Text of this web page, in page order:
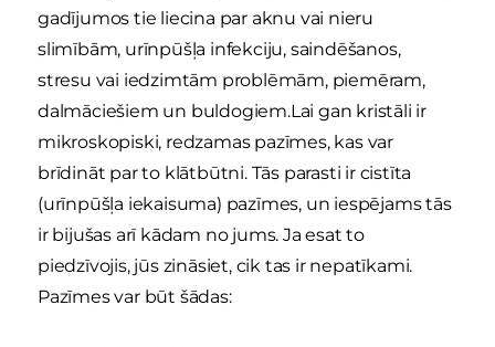
gadījumos tie liecina par aknu vai nieru
slimībām, urīnpūšļa infekciju, saindēšanos,
stresu vai iedzimtām problēmām, piemēram,
dalmāciešiem un buldogiem.Lai gan kristāli ir
mikroskopiski, redzamas pazīmes, kas var
brīdināt par to klātbūtni. Tās parasti ir cistīta
(urīnpūšļa iekaisuma) pazīmes, un iespējams tās
ir bijušas arī kādam no jums. Ja esat to
piedzīvojis, jūs zināsiet, cik tas ir nepatīkami.
Pazīmes var būt šādas: